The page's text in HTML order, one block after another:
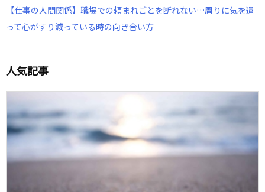
【仕事の人間関係】職場での頼まれごとを断れない…周りに気を遣
って心がすり減っている時の向き合い方
人気記事